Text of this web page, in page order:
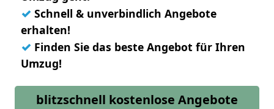
✓ Schnell & unverbindlich Angebote
erhalten!
✓ Finden Sie das beste Angebot für Ihren
Umzug!
blitzschnell kostenlose Angebote